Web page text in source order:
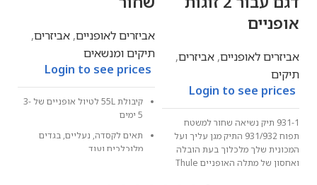
אופניים
אביזרים לאופניים,אביזרים,
תיקים
Login to see prices
931-1 תיק נשיאה שחור למשטח
תפוח 931/932 התיק מגן עליך ועל
המכונית שלך מלכלוך בעת הובלה
ואחסון של מתלה האופניים Thule
אביזרים לאופניים, אביזרים,
תיקים ומנשאים
Login to see prices
קיבולת 55L לטיול אופניים של 3-
5 ימים
תאים לקסדה, נעליים, בגדים
מלוכלכים ועוד